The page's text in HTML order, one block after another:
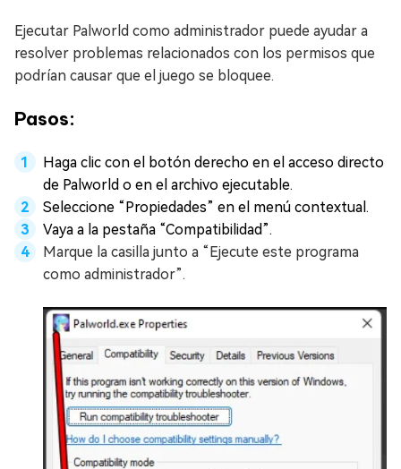
Ejecutar Palworld como administrador puede ayudar a
resolver problemas relacionados con los permisos que
podrían causar que el juego se bloquee.
Pasos:
Haga clic con el botón derecho en el acceso directo
de Palworld o en el archivo ejecutable.
Seleccione “Propiedades” en el menú contextual.
Vaya a la pestaña “Compatibilidad”.
Marque la casilla junto a “Ejecute este programa
como administrador”.